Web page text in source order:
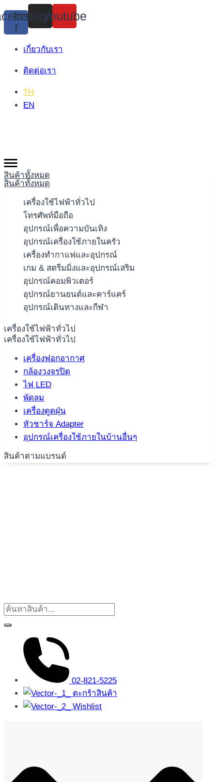
Skip
to
content
f
Instagram
Youtube
เกี่ยวกับเรา
ติดต่อเรา
TH
EN
สินค้าทั้งหมด
สินค้าทั้งหมด
เครื่องใช้ไฟฟ้าทั่วไป
โทรศัพท์มือถือ
อุปกรณ์เพื่อความบันเทิง
อุปกรณ์เครื่องใช้ภายในครัว
เครื่องทำกาแฟและอุปกรณ์
เกม & สตรีมมิ่งและอุปกรณ์เสริม
อุปกรณ์คอมพิวเตอร์
อุปกรณ์ยานยนต์และคาร์แคร์
อุปกรณ์เดินทางและกีฬา
เครื่องใช้ไฟฟ้าทั่วไป
เครื่องใช้ไฟฟ้าทั่วไป
เครื่องฟอกอากาศ
กล้องวงจรปิด
ไฟ LED
พัดลม
เครื่องดูดฝุ่น
หัวชาร์จ Adapter
อุปกรณ์เครื่องใช้ภายในบ้านอื่นๆ
สินค้าตามแบรนด์
02-821-5225
ตะกร้าสินค้า
Wishlist